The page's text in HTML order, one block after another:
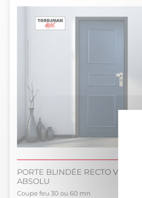
PORTE BLINDÉE RECTO VERSO
ABSOLU
Coupe feu 30 ou 60 mn